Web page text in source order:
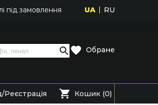
під замовлення UA RU
Обране
/Реєстрація Кошик (0)